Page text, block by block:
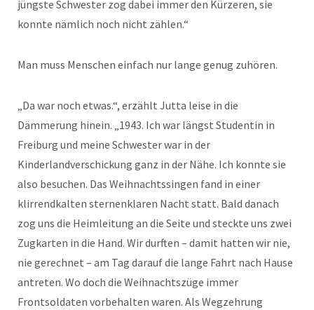
jüngste Schwester zog dabei immer den Kürzeren, sie
konnte nämlich noch nicht zählen.“
Man muss Menschen einfach nur lange genug zuhören.
„Da war noch etwas.“, erzählt Jutta leise in die
Dämmerung hinein. „1943. Ich war längst Studentin in
Freiburg und meine Schwester war in der
Kinderlandverschickung ganz in der Nähe. Ich konnte sie
also besuchen. Das Weihnachtssingen fand in einer
klirrendkalten sternenklaren Nacht statt. Bald danach
zog uns die Heimleitung an die Seite und steckte uns zwei
Zugkarten in die Hand. Wir durften – damit hatten wir nie,
nie gerechnet – am Tag darauf die lange Fahrt nach Hause
antreten. Wo doch die Weihnachtszüge immer
Frontsoldaten vorbehalten waren. Als Wegzehrung